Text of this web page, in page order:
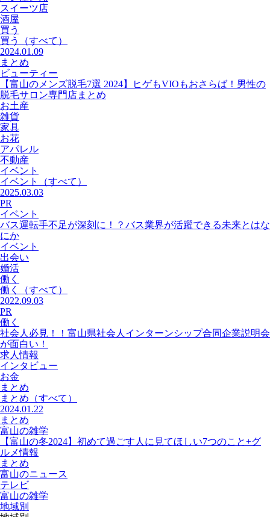
スイーツ店
酒屋
買う
買う
（すべて）
2024.01.09
まとめ
ビューティー
【富山のメンズ脱毛7選 2024】ヒゲもVIOもおさらば！男性の
脱毛サロン専門店まとめ
お土産
雑貨
家具
お花
アパレル
不動産
イベント
イベント
（すべて）
2025.03.03
PR
イベント
バス運転手不足が深刻に！？バス業界が活躍できる未来とはな
にか
イベント
出会い
婚活
働く
働く
（すべて）
2022.09.03
PR
働く
社会人必見！！富山県社会人インターンシップ合同企業説明会
が面白い！
求人情報
インタビュー
お金
まとめ
まとめ （すべて）
2024.01.22
まとめ
富山の雑学
【富山の冬2024】初めて過ごす人に見てほしい7つのこと+グ
ルメ情報
まとめ
富山のニュース
テレビ
富山の雑学
地域別